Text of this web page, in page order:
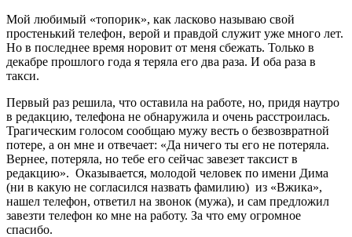
Мой любимый «топорик», как ласково называю свой
простенький телефон, верой и правдой служит уже много лет.
Но в последнее время норовит от меня сбежать. Только в
декабре прошлого года я теряла его два раза. И оба раза в
такси.
Первый раз решила, что оставила на работе, но, придя наутро
в редакцию, телефона не обнаружила и очень расстроилась.
Трагическим голосом сообщаю мужу весть о безвозвратной
потере, а он мне и отвечает: «Да ничего ты его не потеряла.
Вернее, потеряла, но тебе его сейчас завезет таксист в
редакцию». Оказывается, молодой человек по имени Дима
(ни в какую не согласился назвать фамилию) из «Вжика»,
нашел телефон, ответил на звонок (мужа), и сам предложил
завезти телефон ко мне на работу. За что ему огромное
спасибо.